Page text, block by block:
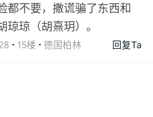
都不要，撒谎骗了东西和
琼琼（胡熹玥）。
15楼 德国柏林 回复Ta